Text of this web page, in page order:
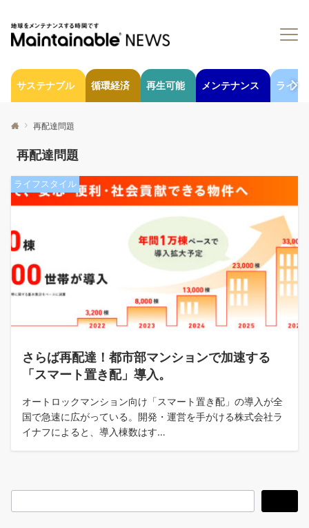
サステナブル 循環経済 再生可能 メンテナンス ライフ
再配達問題
再配達問題
ライフスタイル
さらば再配達！都市部マンションで加速する
「スマート置き配」導入。
オートロックマンション向け「スマート置き配」の導入が全
国で急速に広がっている。開発・運営を手がける株式会社ラ
イナフによると、導入棟数はす…
索